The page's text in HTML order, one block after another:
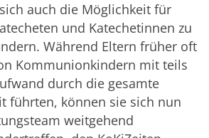
auch die Möglichkeit für
und Katechetinnen zu
Während Eltern früher oft
Kommunionkindern mit teils
durch die gesamte
führten, können sie sich nun
weitgehend